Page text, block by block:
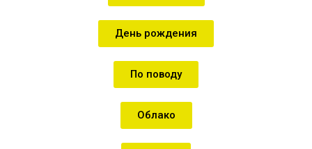
День рождения
По поводу
Облако